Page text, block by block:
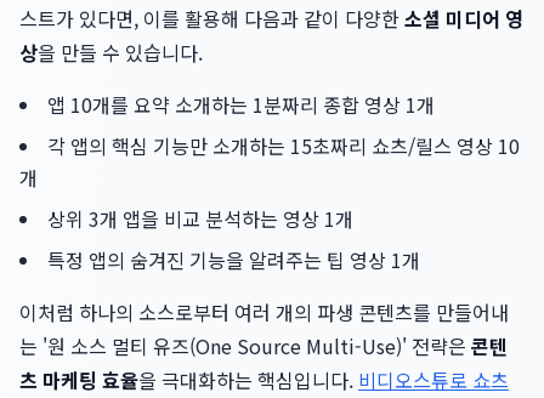
스트가 있다면, 이를 활용해 다음과 같이 다양한소셜 미디어 영
상을 만들 수 있습니다.
앱 10개를 요약 소개하는 1분짜리 종합 영상 1개
각 앱의 핵심 기능만 소개하는 15초짜리 쇼츠/릴스 영상 10
개
상위 3개 앱을 비교 분석하는 영상 1개
특정 앱의 숨겨진 기능을 알려주는 팁 영상 1개
이처럼 하나의 소스로부터 여러 개의 파생 콘텐츠를 만들어내
는 '원 소스 멀티 유즈(One Source Multi-Use)' 전략은 콘텐
츠 마케팅 효율을 극대화하는 핵심입니다. 비디오스튜로 쇼츠